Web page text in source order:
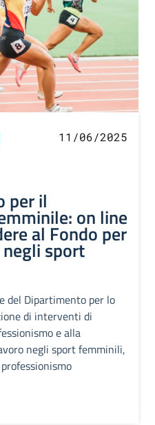
11/06/2025
per il
on line
al Fondo per
sport
del Dipartimento per lo
di interventi di
e alla
negli sport femminili,